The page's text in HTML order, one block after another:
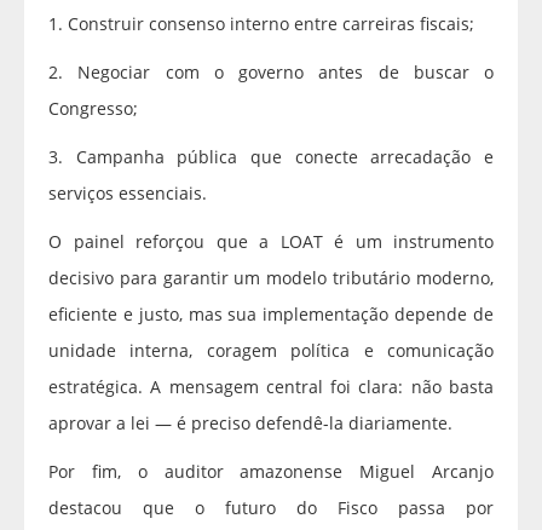
1. Construir consenso interno entre carreiras fiscais;
2. Negociar com o governo antes de buscar o
Congresso;
3. Campanha pública que conecte arrecadação e
serviços essenciais.
O painel reforçou que a LOAT é um instrumento
decisivo para garantir um modelo tributário moderno,
eficiente e justo, mas sua implementação depende de
unidade interna, coragem política e comunicação
estratégica. A mensagem central foi clara: não basta
aprovar a lei — é preciso defendê-la diariamente.
Por fim, o auditor amazonense Miguel Arcanjo
destacou que o futuro do Fisco passa por